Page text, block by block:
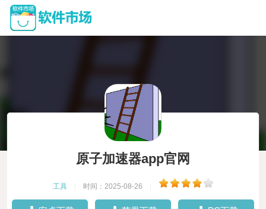
原子加速器app官网
工具 时间：2025-08-26